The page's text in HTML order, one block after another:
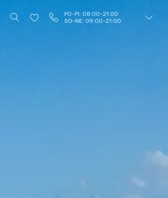
PO-PI: 08:00-21:00
SO-NE: 09:00-21:00